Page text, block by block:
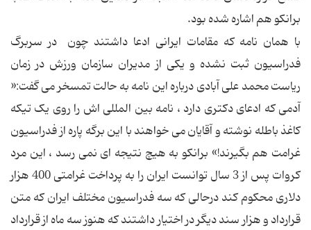
برانکو هم اشاره شده بود.
با همان نامه که مقامات ایرانی ادعا داشتند چون در سربرگ
فدراسیون ثبت نشده و یکی از مدیران سازمان ورزش در زمان
ریاست محمد علی آبادی درباره این نامه به حالت تمسخر می گفت:«
آدمی که ادعای دکتری دارد ، نامه بین المللی اش را روی یک تیکه
کاغذ باطله نوشته و آقایان می خواهند با این برگه پاره از فدراسیون
غرامت هم بگیرند!» برانکو به هیچ نتیجه ای نمی رسد ، این مرد
کروات پس از 3 سال توانست ایران را به پرداخت غرامتی 400 هزار
دلاری محکوم کند درحالی که سه فدراسیون مختلف ایران که متن
قرارداد و هزار سند دیگر در اختیار داشتند که هنوز سه ماه از قرارداد